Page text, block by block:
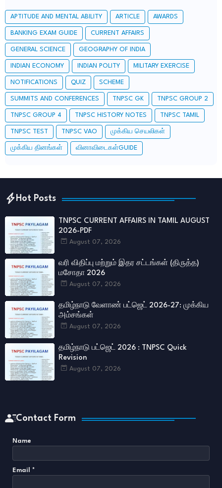
APTITUDE AND MENTAL ABILITY ARTICLE AWARDS
BANKING EXAM GUIDE CURRENT AFFAIRS
GENERAL SCIENCE GEOGRAPHY OF INDIA
INDIAN ECONOMY INDIAN POLITY MILITARY EXERCISE
NOTIFICATIONS QUIZ SCHEME
SUMMITS AND CONFERENCES TNPSC GK TNPSC GROUP 2
TNPSC GROUP 4 TNPSC HISTORY NOTES TNPSC TAMIL
TNPSC TEST TNPSC VAO முக்கிய செயலிகள்
முக்கிய தினங்கள் வினாவிடைகள்GUIDE
Hot Posts
TNPSC CURRENT AFFAIRS IN TAMIL AUGUST
2026-PDF
August 07, 2026
வரி விதிப்பு மற்றும் இதர சட்​டங்​கள் (திருத்த)
மசோதா 2026
August 07, 2026
தமிழ்நாடு வேளாண் பட்ஜெட் 2026-27: முக்கிய
அம்சங்கள்
August 07, 2026
தமிழ்நாடு பட்ஜெட் 2026 : TNPSC Quick
Revision
August 07, 2026
Contact Form
Name
Email *